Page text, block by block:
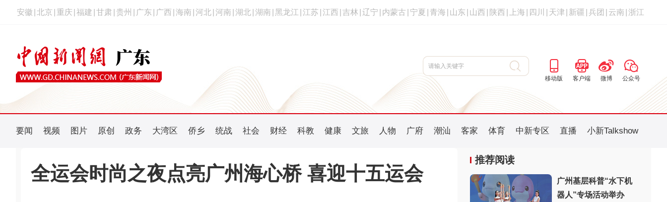
安徽 北京 重庆 福建 甘肃 贵州 广东 广西 海南 河北 河南 湖北 湖南 黑龙江 江苏 江西 吉林 辽宁 内蒙古 宁夏 青海 山东 山西 陕西 上海 四川 天津 新疆 兵团 云南 浙江
移动版 客户端 微博 公众号
要闻 视频 图片 原创 政务 大湾区 侨乡 统战 社会 财经 科教 健康 文旅 人物 广府 潮汕 客家 体育 中新专区 直播 小新Talkshow
全运会时尚之夜点亮广州海心桥 喜迎十五运会
推荐阅读
广州基层科普“水下机
器人”专场活动举办